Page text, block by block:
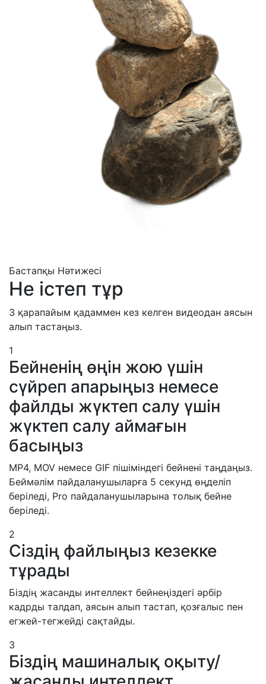
Бастапқы Нәтижесі
Не істеп тұр
3 қарапайым қадаммен кез келген видеодан аясын
алып тастаңыз.
1
Бейненің өңін жою үшін
сүйреп апарыңыз немесе
файлды жүктеп салу үшін
жүктеп салу аймағын
басыңыз
MP4, MOV немесе GIF пішіміндегі бейнені таңдаңыз.
Беймәлім пайдаланушыларға 5 секунд өңделіп
беріледі, Pro пайдаланушыларына толық бейне
беріледі.
2
Сіздің файлыңыз кезекке
тұрады
Біздің жасанды интеллект бейнеңіздегі әрбір
кадрды талдап, аясын алып тастап, қозғалыс пен
егжей-тегжейді сақтайды.
3
Біздің машиналық оқыту/